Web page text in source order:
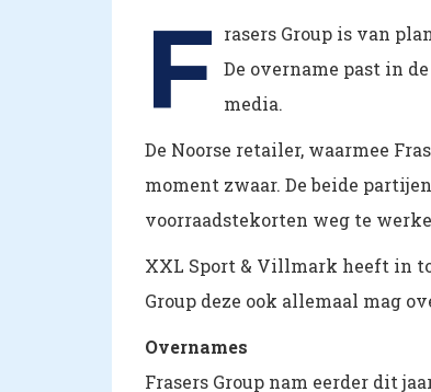
F rasers Group is van
De overname past in
media.
De Noorse retailer, waarmee
moment zwaar. De beide
voorraadstekorten weg te
XXL Sport & Villmark heeft in
Group deze ook allemaal mag
Overnames
Frasers Group nam eerder dit